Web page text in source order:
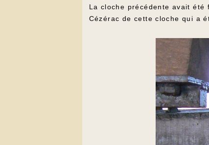
La cloche précédente avait
Cézérac de cette cloche qui a